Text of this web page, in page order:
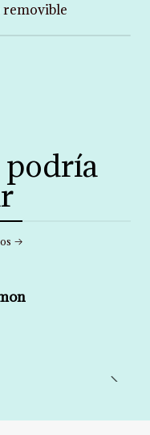
removible
podría